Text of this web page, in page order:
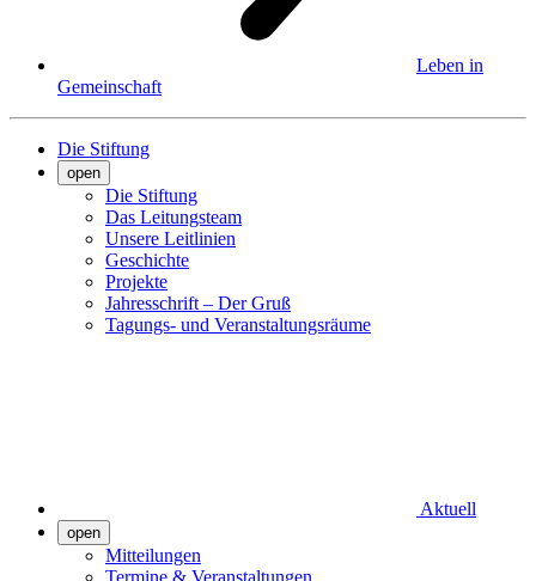
Leben in
Gemeinschaft
Die Stiftung
open
Die Stiftung
Das Leitungsteam
Unsere Leitlinien
Geschichte
Projekte
Jahresschrift – Der Gruß
Tagungs- und Veranstaltungsräume
Aktuell
open
Mitteilungen